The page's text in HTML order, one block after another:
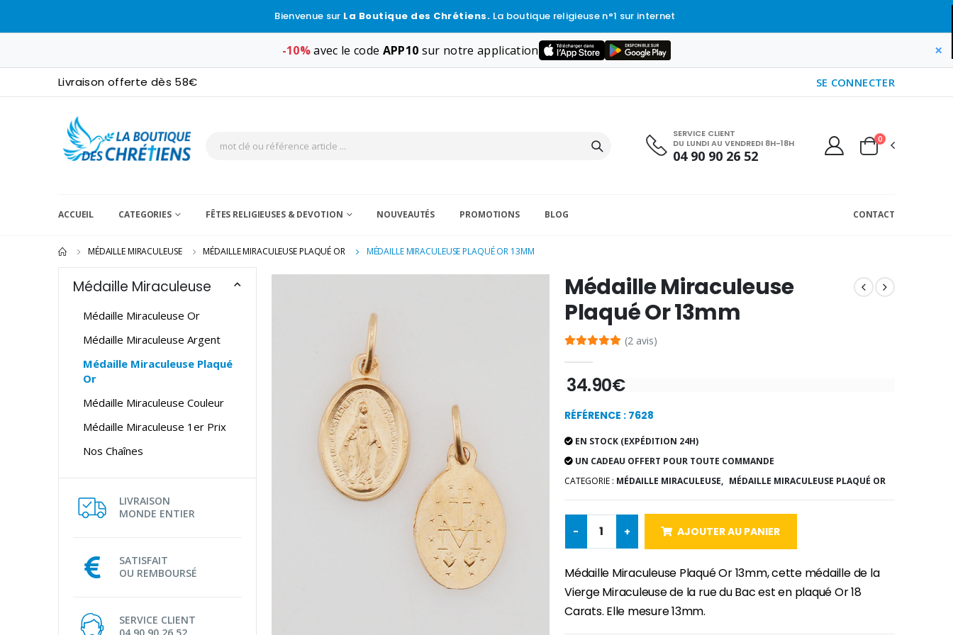
Bienvenue sur La Boutique des Chrétiens. La boutique religieuse n°1 sur internet
-10%avec le code APP10 sur notre application ×
Livraison offerte dès 58€ SE CONNECTER
SERVICE CLIENT
DU LUNDI AU VENDREDI 8H-18H
04 90 90 26 52
0
ACCUEIL CATEGORIES FÊTES RELIGIEUSES & DEVOTION NOUVEAUTÉS PROMOTIONS BLOG CONTACT
MÉDAILLE MIRACULEUSE MÉDAILLE MIRACULEUSE PLAQUÉ OR MÉDAILLE MIRACULEUSE PLAQUÉ OR 13MM
Médaille Miraculeuse
Médaille Miraculeuse Or
Médaille Miraculeuse Argent
Médaille Miraculeuse Plaqué
Or
Médaille Miraculeuse Couleur
Médaille Miraculeuse 1er Prix
Nos Chaînes
LIVRAISON
MONDE ENTIER
SATISFAIT
OU REMBOURSÉ
SERVICE CLIENT
Médaille Miraculeuse
Plaqué Or 13mm
(2 avis)
34.90€
RÉFÉRENCE : 7628
EN STOCK (EXPÉDITION 24H)
UN CADEAU OFFERT POUR TOUTE COMMANDE
CATEGORIE : MÉDAILLE MIRACULEUSE, MÉDAILLE MIRACULEUSE PLAQUÉ OR
- + AJOUTER AU PANIER
Médaille Miraculeuse Plaqué Or 13mm, cette médaille de la
Vierge Miraculeuse de la rue du Bac est en plaqué Or 18
Carats. Elle mesure 13mm.